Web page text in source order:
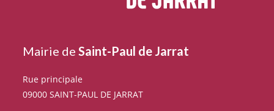
Mairie deSaint-Paul de Jarrat
Rue principale
09000 SAINT-PAUL DE JARRAT